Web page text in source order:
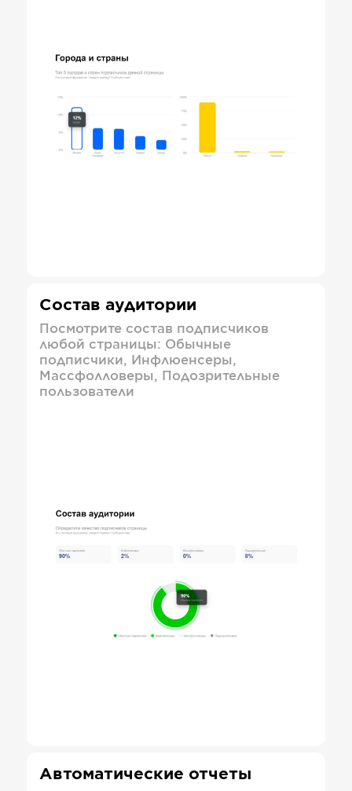
Состав аудитории
Посмотрите состав подписчиков
любой страницы: Обычные
подписчики, Инфлюенсеры,
Массфолловеры, Подозрительные
пользователи
Автоматические отчеты